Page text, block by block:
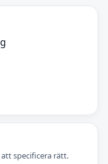
specificera rätt.